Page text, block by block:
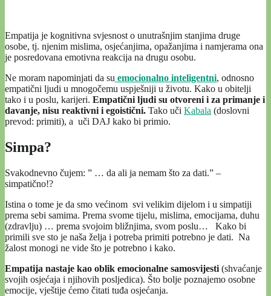
Empatija je kognitivna svjesnost o unutrašnjim stanjima druge
osobe, tj. njenim mislima, osjećanjima, opažanjima i namjerama ona
je posredovana emotivna reakcija na drugu osobu.
Ne moram napominjati da su emocionalno inteligentni, odnosno
empatični ljudi u mnogočemu uspješniji u životu. Kako u obitelji
tako i u poslu, karijeri. Empatični ljudi su otvoreni i za primanje i
davanje, nisu reaktivni i egoistični. Tako uči Kabala (doslovni
prevod: primiti), a uči DAJ kako bi primio.
Simpa?
Svakodnevno čujem: ” … da ali ja nemam što za dati.” –
simpatično!?
Istina o tome je da smo većinom svi velikim dijelom i u simpatiji
prema sebi samima. Prema svome tijelu, mislima, emocijama, duhu
(zdravlju) … prema svojoim bližnjima, svom poslu… Kako bi
primili sve sto je naša želja i potreba primiti potrebno je dati. Na
žalost monogi ne vide što je potrebno i kako.
Empatija nastaje kao oblik emocionalne samosvijesti (shvaćanje
svojih osjećaja i njihovih posljedica). Što bolje poznajemo osobne
emocije, vještije ćemo čitati tuđa osjećanja.